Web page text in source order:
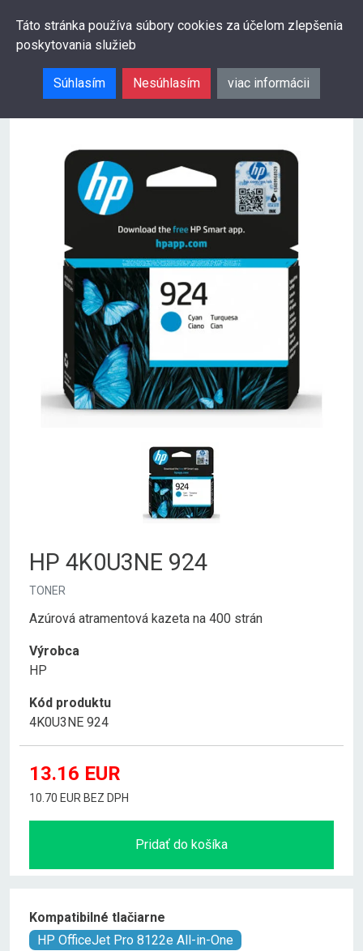
Táto stránka používa súbory cookies za účelom zlepšenia
poskytovania služieb
Súhlasím Nesúhlasím viac informácii
HP 4K0U3NE 924
TONER
Azúrová atramentová kazeta na 400 strán
Výrobca
HP
Kód produktu
4K0U3NE 924
13.16 EUR
10.70 EUR BEZ DPH
Pridať do košíka
Kompatibilné tlačiarne
HP OfficeJet Pro 8122e All-in-One